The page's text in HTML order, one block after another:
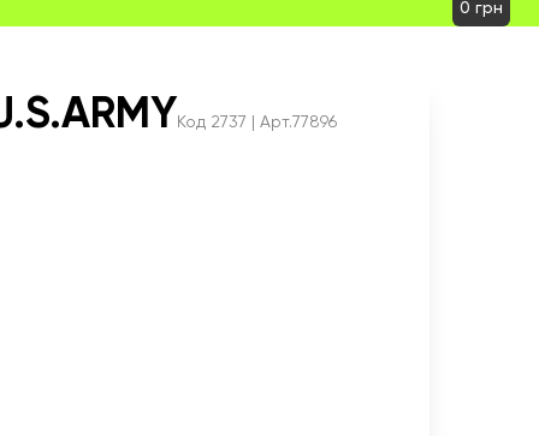
0 грн
Код 2737 | Арт.77896